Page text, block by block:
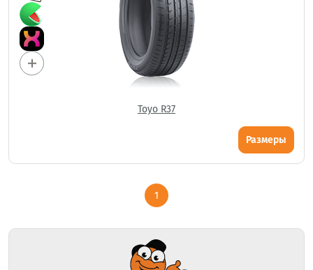
Toyo R37
Размеры
1